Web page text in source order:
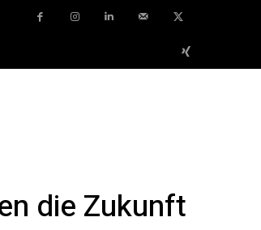
die Zukunft